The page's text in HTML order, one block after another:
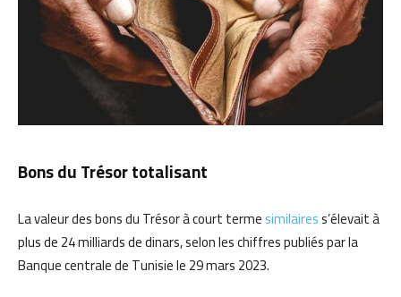
Bons du Trésor totalisant
La valeur des bons du Trésor à court termesimilairess’élevait à
plus de 24 milliards de dinars, selon les chiffres publiés par la
Banque centrale de Tunisie le 29 mars 2023.